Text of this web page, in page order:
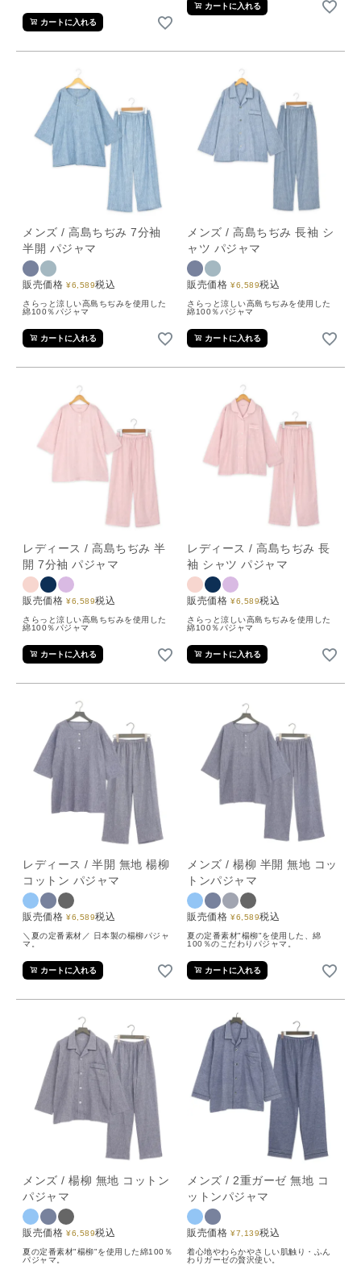
カートに入れる
カートに入れる
メンズ / 高島ちぢみ 7分袖
半開 パジャマ
販売価格 ¥6,589税込
さらっと涼しい高島ちぢみを使用した
綿100％パジャマ
カートに入れる
メンズ / 高島ちぢみ 長袖 シ
ャツ パジャマ
販売価格 ¥6,589税込
さらっと涼しい高島ちぢみを使用した
綿100％パジャマ
カートに入れる
レディース / 高島ちぢみ 半
開 7分袖 パジャマ
販売価格 ¥6,589税込
さらっと涼しい高島ちぢみを使用した
綿100％パジャマ
カートに入れる
レディース / 高島ちぢみ 長
袖 シャツ パジャマ
販売価格 ¥6,589税込
さらっと涼しい高島ちぢみを使用した
綿100％パジャマ
カートに入れる
レディース / 半開 無地 楊柳
コットン パジャマ
販売価格 ¥6,589税込
＼夏の定番素材／ 日本製の楊柳パジャ
マ。
カートに入れる
メンズ / 楊柳 半開 無地 コッ
トンパジャマ
販売価格 ¥6,589税込
夏の定番素材"楊柳"を使用した、綿
100％のこだわりパジャマ。
カートに入れる
メンズ / 楊柳 無地 コットン
パジャマ
販売価格 ¥6,589税込
夏の定番素材"楊柳"を使用した綿100％
パジャマ。
メンズ / 2重ガーゼ 無地 コ
ットンパジャマ
販売価格 ¥7,139税込
着心地やわらかやさしい肌触り・ふん
わりガーゼの贅沢使い。